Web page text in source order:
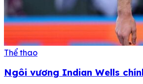
Thể thao
Ngôi vương Indian Wells